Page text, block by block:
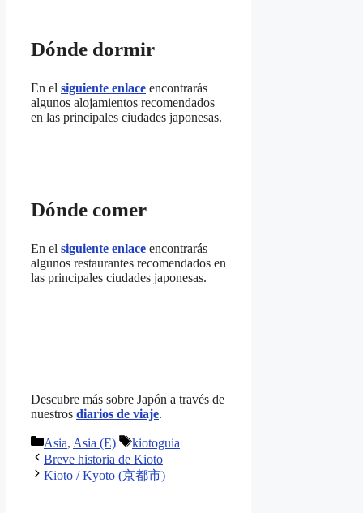
Dónde dormir
En el siguiente enlace encontrarás
algunos alojamientos recomendados
en las principales ciudades japonesas.
Dónde comer
En el siguiente enlace encontrarás
algunos restaurantes recomendados en
las principales ciudades japonesas.
Descubre más sobre Japón a través de
nuestros diarios de viaje.
Categorías
Asia, Asia (E) Etiquetas
kiotoguia
Breve historia de Kioto
Kioto / Kyoto (京都市)